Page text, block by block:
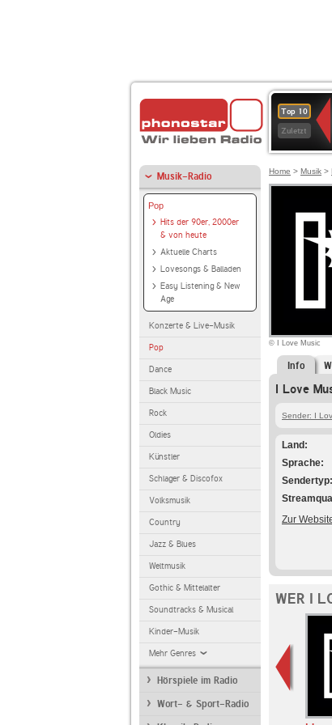
Top 10
Zuletzt
Musik-Radio
Pop
Hits der 90er, 2000er
& von heute
Aktuelle Charts
Lovesongs & Balladen
Easy Listening & New
Age
Konzerte & Live-Musik
Pop
Dance
Black Music
Rock
Oldies
Künstler
Schlager & Discofox
Volksmusik
Country
Jazz & Blues
Weltmusik
Gothic & Mittelalter
Soundtracks & Musical
Kinder-Musik
Mehr Genres
Hörspiele im Radio
Wort- & Sport-Radio
Home > Musik >
© I Love Music
Info
I Love
Sender: I
Land
Sprache
Sendertyp
Zur
WER I